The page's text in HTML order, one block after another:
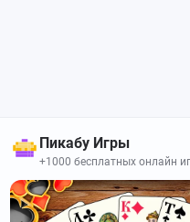
Пикабу Игры
+1000 бесплатных онлайн